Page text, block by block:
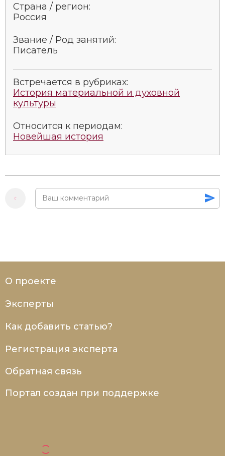
Страна / регион:
Россия
Звание / Род занятий:
Писатель
Встречается в рубриках:
История материальной и духовной
культуры
Относится к периодам:
Новейшая история
О проекте
Эксперты
Как добавить статью?
Регистрация эксперта
Обратная связь
Портал создан при поддержке